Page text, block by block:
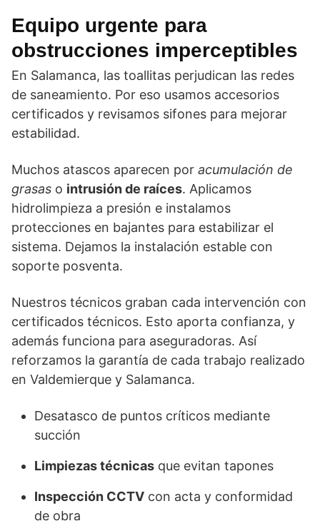
Equipo urgente para
obstrucciones imperceptibles
En Salamanca, las toallitas perjudican las redes
de saneamiento. Por eso usamos accesorios
certificados y revisamos sifones para mejorar
estabilidad.
Muchos atascos aparecen por acumulación de
grasas o intrusión de raíces. Aplicamos
hidrolimpieza a presión e instalamos
protecciones en bajantes para estabilizar el
sistema. Dejamos la instalación estable con
soporte posventa.
Nuestros técnicos graban cada intervención con
certificados técnicos. Esto aporta confianza, y
además funciona para aseguradoras. Así
reforzamos la garantía de cada trabajo realizado
en Valdemierque y Salamanca.
Desatasco de puntos críticos mediante
succión
Limpiezas técnicas que evitan tapones
Inspección CCTV con acta y conformidad
de obra